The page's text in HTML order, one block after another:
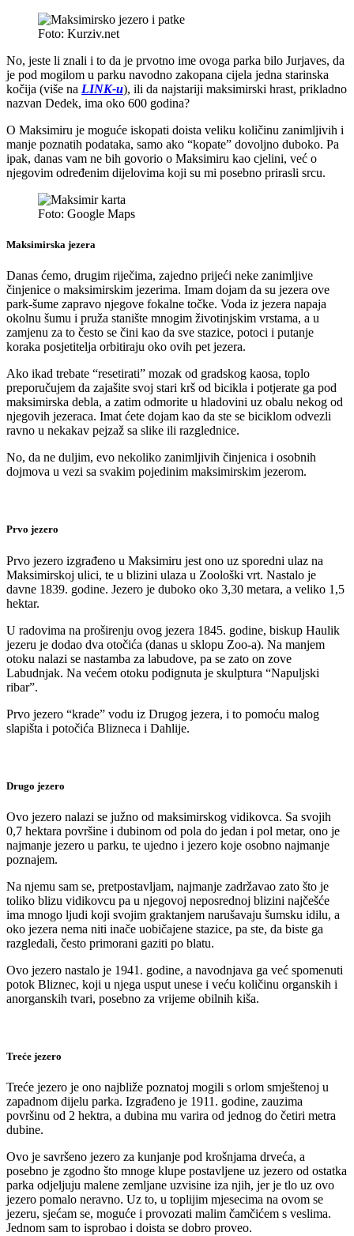
Foto: Kurziv.net
No, jeste li znali i to da je prvotno ime ovoga parka bilo Jurjaves, da
je pod mogilom u parku navodno zakopana cijela jedna starinska
kočija (više na LINK-u), ili da najstariji maksimirski hrast, prikladno
nazvan Dedek, ima oko 600 godina?
O Maksimiru je moguće iskopati doista veliku količinu zanimljivih i
manje poznatih podataka, samo ako “kopate” dovoljno duboko. Pa
ipak, danas vam ne bih govorio o Maksimiru kao cjelini, već o
njegovim određenim dijelovima koji su mi posebno prirasli srcu.
Foto: Google Maps
Maksimirska jezera
Danas ćemo, drugim riječima, zajedno prijeći neke zanimljive
činjenice o maksimirskim jezerima. Imam dojam da su jezera ove
park-šume zapravo njegove fokalne točke. Voda iz jezera napaja
okolnu šumu i pruža stanište mnogim životinjskim vrstama, a u
zamjenu za to često se čini kao da sve stazice, potoci i putanje
koraka posjetitelja orbitiraju oko ovih pet jezera.
Ako ikad trebate “resetirati” mozak od gradskog kaosa, toplo
preporučujem da zajašite svoj stari krš od bicikla i potjerate ga pod
maksimirska debla, a zatim odmorite u hladovini uz obalu nekog od
njegovih jezeraca. Imat ćete dojam kao da ste se biciklom odvezli
ravno u nekakav pejzaž sa slike ili razglednice.
No, da ne duljim, evo nekoliko zanimljivih činjenica i osobnih
dojmova u vezi sa svakim pojedinim maksimirskim jezerom.
Prvo jezero
Prvo jezero izgrađeno u Maksimiru jest ono uz sporedni ulaz na
Maksimirskoj ulici, te u blizini ulaza u Zoološki vrt. Nastalo je
davne 1839. godine. Jezero je duboko oko 3,30 metara, a veliko 1,5
hektar.
U radovima na proširenju ovog jezera 1845. godine, biskup Haulik
jezeru je dodao dva otočića (danas u sklopu Zoo-a). Na manjem
otoku nalazi se nastamba za labudove, pa se zato on zove
Labudnjak. Na većem otoku podignuta je skulptura “Napuljski
ribar”.
Prvo jezero “krade” vodu iz Drugog jezera, i to pomoću malog
slapišta i potočića Blizneca i Dahlije.
Drugo jezero
Ovo jezero nalazi se južno od maksimirskog vidikovca. Sa svojih
0,7 hektara površine i dubinom od pola do jedan i pol metar, ono je
najmanje jezero u parku, te ujedno i jezero koje osobno najmanje
poznajem.
Na njemu sam se, pretpostavljam, najmanje zadržavao zato što je
toliko blizu vidikovcu pa u njegovoj neposrednoj blizini najčešće
ima mnogo ljudi koji svojim graktanjem narušavaju šumsku idilu, a
oko jezera nema niti inače uobičajene stazice, pa ste, da biste ga
razgledali, često primorani gaziti po blatu.
Ovo jezero nastalo je 1941. godine, a navodnjava ga već spomenuti
potok Bliznec, koji u njega usput unese i veću količinu organskih i
anorganskih tvari, posebno za vrijeme obilnih kiša.
Treće jezero
Treće jezero je ono najbliže poznatoj mogili s orlom smještenoj u
zapadnom dijelu parka. Izgrađeno je 1911. godine, zauzima
površinu od 2 hektra, a dubina mu varira od jednog do četiri metra
dubine.
Ovo je savršeno jezero za kunjanje pod krošnjama drveća, a
posebno je zgodno što mnoge klupe postavljene uz jezero od ostatka
parka odjeljuju malene zemljane uzvisine iza njih, jer je tlo uz ovo
jezero pomalo neravno. Uz to, u toplijim mjesecima na ovom se
jezeru, sjećam se, moguće i provozati malim čamčićem s veslima.
Jednom sam to isprobao i doista se dobro proveo.